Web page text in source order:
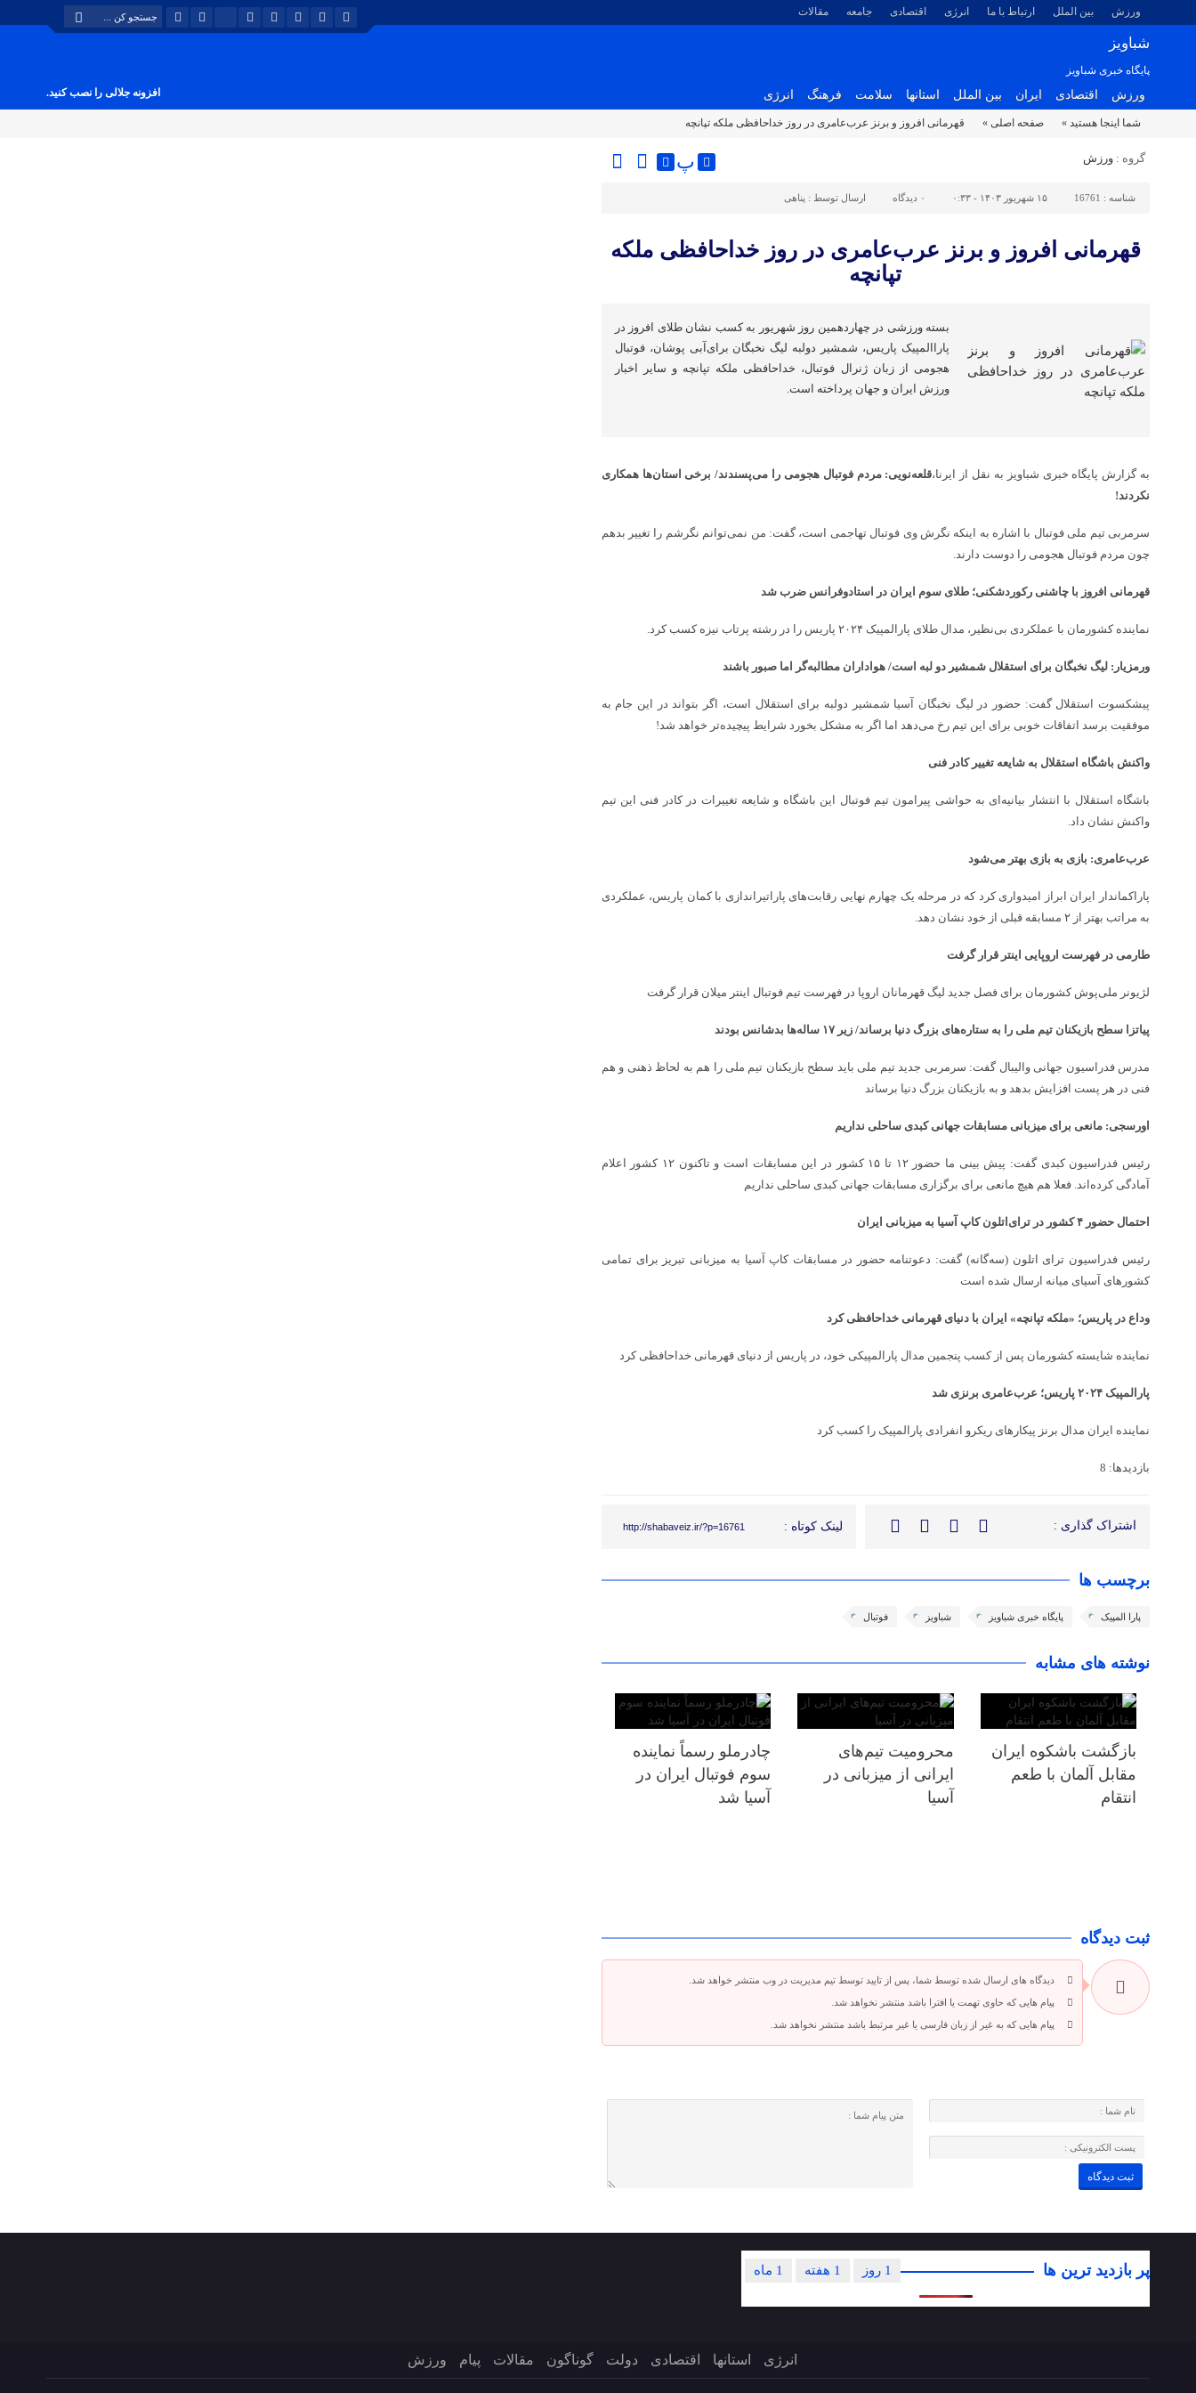
ورزش بین الملل ارتباط با ما انرژی اقتصادی جامعه مقالات
شباویز
پایگاه خبری شباویز
ورزش اقتصادی ایران بین الملل استانها سلامت فرهنگ انرژی افزونه جلالی را نصب کنید.
شما اینجا هستید » صفحه اصلی » قهرمانی افروز و برنز عرب‌عامری در روز خداحافظی ملکه تپانچه
گروه : ورزش پ
شناسه : 16761 ۱۵ شهریور ۱۴۰۳ - ۰:۳۳ ۰ دیدگاه ارسال توسط : پناهی
قهرمانی افروز و برنز عرب‌عامری در روز خداحافظی ملکه
تپانچه
بسته ورزشی در چهاردهمین روز شهریور به کسب نشان طلای افروز در
پاراالمپیک پاریس، شمشیر دولبه لیگ نخبگان برای‌آبی پوشان، فوتبال
هجومی از زبان ژنرال فوتبال، خداحافظی ملکه تپانچه و سایر اخبار
ورزش ایران و جهان پرداخته است.
به گزارش پایگاه خبری شباویز به نقل از ایرنا،قلعه‌نویی: مردم فوتبال هجومی را می‌پسندند/ برخی استان‌ها همکاری
نکردند!
سرمربی تیم ملی فوتبال با اشاره به اینکه نگرش وی فوتبال تهاجمی است، گفت: من نمی‌توانم نگرشم را تغییر بدهم
چون مردم فوتبال هجومی را دوست دارند.
قهرمانی افروز با چاشنی رکوردشکنی؛ طلای سوم ایران در استادوفرانس ضرب شد
نماینده کشورمان با عملکردی بی‌نظیر، مدال طلای پارالمپیک ۲۰۲۴ پاریس را در رشته پرتاب نیزه کسب کرد.
ورمزیار: لیگ نخبگان برای استقلال شمشیر دو لبه است/ هواداران مطالبه‌گر اما صبور باشند
پیشکسوت استقلال گفت: حضور در لیگ نخبگان آسیا شمشیر دولبه برای استقلال است، اگر بتواند در این جام به
موفقیت برسد اتفاقات خوبی برای این تیم رخ می‌دهد اما اگر به مشکل بخورد شرایط پیچیده‌تر خواهد شد!
واکنش باشگاه استقلال به شایعه تغییر کادر فنی
باشگاه استقلال با انتشار بیانیه‌ای به حواشی پیرامون تیم فوتبال این باشگاه و شایعه تغییرات در کادر فنی این تیم
واکنش نشان داد.
عرب‌عامری: بازی به بازی بهتر می‌شود
پاراکماندار ایران ابراز امیدواری کرد که در مرحله یک چهارم نهایی رقابت‌های پاراتیراندازی با کمان پاریس، عملکردی
به مراتب بهتر از ۲ مسابقه قبلی از خود نشان دهد.
طارمی در فهرست اروپایی اینتر قرار گرفت
لژیونر ملی‌پوش کشورمان برای فصل جدید لیگ قهرمانان اروپا در فهرست تیم فوتبال اینتر میلان قرار گرفت
پیاتزا سطح بازیکنان تیم ملی را به ستاره‌های بزرگ دنیا برساند/ زیر ۱۷ ساله‌ها بدشانس بودند
مدرس فدراسیون جهانی والیبال گفت: سرمربی جدید تیم ملی باید سطح بازیکنان تیم ملی را هم به لحاظ ذهنی و هم
فنی در هر پست افزایش بدهد و به بازیکنان بزرگ دنیا برساند
اورسجی: مانعی برای میزبانی مسابقات جهانی کبدی ساحلی نداریم
رئیس فدراسیون کبدی گفت: پیش بینی ما حضور ۱۲ تا ۱۵ کشور در این مسابقات است و تاکنون ۱۲ کشور اعلام
آمادگی کرده‌اند. فعلا هم هیچ مانعی برای برگزاری مسابقات جهانی کبدی ساحلی نداریم
احتمال حضور ۴ کشور در ترای‌اتلون کاپ آسیا به میزبانی ایران
رئیس فدراسیون ترای اتلون (سه‌گانه) گفت: دعوتنامه حضور در مسابقات کاپ آسیا به میزبانی تبریز برای تمامی
کشورهای آسیای میانه ارسال شده است
وداع در پاریس؛ «ملکه تپانچه» ایران با دنیای قهرمانی خداحافظی کرد
نماینده شایسته کشورمان پس از کسب پنجمین مدال پارالمپیکی خود، در پاریس از دنیای قهرمانی خداحافظی کرد
پارالمپیک ۲۰۲۴ پاریس؛ عرب‌عامری برنزی شد
نماینده ایران مدال برنز پیکارهای ریکرو انفرادی پارالمپیک را کسب کرد
بازدیدها: 8
اشتراک گذاری : لینک کوتاه : http://shabaveiz.ir/?p=16761
برچسب ها
پارا المپیک پایگاه خبری شباویز شباویز فوتبال
نوشته های مشابه
بازگشت باشکوه ایران
مقابل آلمان با طعم
انتقام
محرومیت تیم‌های
ایرانی از میزبانی در
آسیا
چادرملو رسماً نماینده
سوم فوتبال ایران در
آسیا شد
ثبت دیدگاه
دیدگاه های ارسال شده توسط شما، پس از تایید توسط تیم مدیریت در وب منتشر خواهد شد.
پیام هایی که حاوی تهمت یا افترا باشد منتشر نخواهد شد.
پیام هایی که به غیر از زبان فارسی یا غیر مرتبط باشد منتشر نخواهد شد.
پر بازدید ترین ها 1 ماه 1 هفته 1 روز
انرژی استانها اقتصادی دولت گوناگون مقالات پیام ورزش